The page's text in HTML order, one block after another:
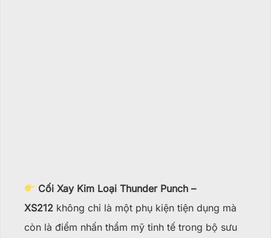
Cối Xay Kim Loại Thunder Punch –
XS212 không chỉ là một phụ kiện tiện dụng mà
còn là điểm nhấn thẩm mỹ tinh tế trong bộ sưu